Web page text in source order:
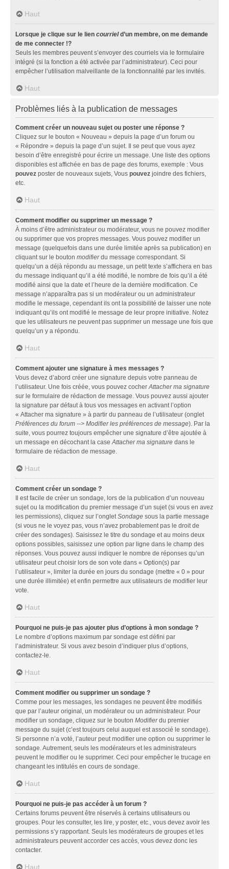
Haut
Lorsque je clique sur le lien courrield’un membre, on me demande
de me connecter !?
Seuls les membres peuvent s’envoyer des courriels via le formulaire
intégré (si la fonction a été activée par l’administrateur). Ceci pour
empêcher l’utilisation malveillante de la fonctionnalité par les invités.
Haut
Problèmes liés à la publication de messages
Comment créer un nouveau sujet ou poster une réponse ?
Cliquez sur le bouton « Nouveau » depuis la page d’un forum ou
« Répondre » depuis la page d’un sujet. Il se peut que vous ayez
besoin d’être enregistré pour écrire un message. Une liste des options
disponibles est affichée en bas de page des forums, exemple : Vous
pouvez poster de nouveaux sujets, Vous pouvez joindre des fichiers,
etc.
Haut
Comment modifier ou supprimer un message ?
À moins d’être administrateur ou modérateur, vous ne pouvez modifier
ou supprimer que vos propres messages. Vous pouvez modifier un
message (quelquefois dans une durée limitée après sa publication) en
cliquant sur le bouton modifierdu message correspondant. Si
quelqu’un a déjà répondu au message, un petit texte s’affichera en bas
du message indiquant qu’il a été modifié, le nombre de fois qu’il a été
modifié ainsi que la date et l’heure de la dernière modification. Ce
message n’apparaîtra pas si un modérateur ou un administrateur
modifie le message, cependant ils ont la possibilité de laisser une note
indiquant qu’ils ont modifié le message de leur propre initiative. Notez
que les utilisateurs ne peuvent pas supprimer un message une fois que
quelqu’un y a répondu.
Haut
Comment ajouter une signature à mes messages ?
Vous devez d’abord créer une signature depuis votre panneau de
l’utilisateur. Une fois créée, vous pouvez cocherAttacher ma signature
sur le formulaire de rédaction de message. Vous pouvez aussi ajouter
la signature par défaut à tous vos messages en activant l’option
« Attacher ma signature » à partir du panneau de l’utilisateur (onglet
Préférences du forum --> Modifier les préférences de message). Par la
suite, vous pourrez toujours empêcher une signature d’être ajoutée à
un message en décochant la caseAttacher ma signature dans le
formulaire de rédaction de message.
Haut
Comment créer un sondage ?
Il est facile de créer un sondage, lors de la publication d’un nouveau
sujet ou la modification du premier message d’un sujet (si vous en avez
les permissions), cliquez sur l’ongletSondage sous la partie message
(si vous ne le voyez pas, vous n’avez probablement pas le droit de
créer des sondages). Saisissez le titre du sondage et au moins deux
options possibles, saisissez une option par ligne dans le champ des
réponses. Vous pouvez aussi indiquer le nombre de réponses qu’un
utilisateur peut choisir lors de son vote dans « Option(s) par
l’utilisateur », limiter la durée en jours du sondage (mettre « 0 » pour
une durée illimitée) et enfin permettre aux utilisateurs de modifier leur
vote.
Haut
Pourquoi ne puis-je pas ajouter plus d’options à mon sondage ?
Le nombre d’options maximum par sondage est défini par
l’administrateur. Si vous avez besoin d’indiquer plus d’options,
contactez-le.
Haut
Comment modifier ou supprimer un sondage ?
Comme pour les messages, les sondages ne peuvent être modifiés
que par l’auteur original, un modérateur ou un administrateur. Pour
modifier un sondage, cliquez sur le bouton Modifierdu premier
message du sujet (c’est toujours celui auquel est associé le sondage).
Si personne n’a voté, l’auteur peut modifier une option ou supprimer le
sondage. Autrement, seuls les modérateurs et les administrateurs
peuvent le modifier ou le supprimer. Ceci pour empêcher le trucage en
changeant les intitulés en cours de sondage.
Haut
Pourquoi ne puis-je pas accéder à un forum ?
Certains forums peuvent être réservés à certains utilisateurs ou
groupes. Pour les consulter, les lire, y poster, etc., vous devez avoir les
permissions s’y rapportant. Seuls les modérateurs de groupes et les
administrateurs peuvent accorder ces accès, vous devez donc les
contacter.
Haut